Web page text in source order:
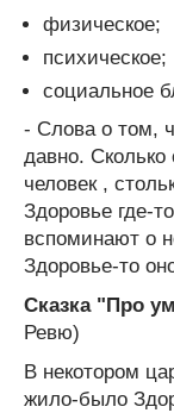
физическое;
психическое;
социальное
- Слова о том,
давно.
человек ,
Здоровье где-
вспоминают о
Здоровье-то
Сказка "Про
Ревю)
В некотором
жило-было